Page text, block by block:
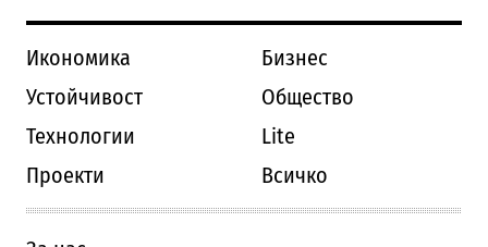
Икономика
Бизнес
Устойчивост
Общество
Технологии
Lite
Проекти
Всичко